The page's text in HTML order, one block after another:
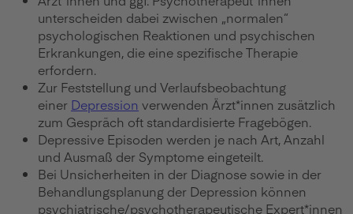
unterscheiden dabei zwischen „normalen“
psychologischen Reaktionen und psychischen
Erkrankungen, die eine spezifische Therapie
erfordern.
Zur Feststellung und Verlaufsbeobachtung
einer Depression verwenden Ärzt*innen zusätzlich
zum Gespräch oft standardisierte Fragebögen.
Depressive Episoden werden je nach Art, Anzahl
und Ausmaß der Symptome eingeteilt.
Bei Unsicherheiten in der Diagnose sowie in der
Behandlungsplanung der Depression können
psychiatrische/psychotherapeutische Expert*innen